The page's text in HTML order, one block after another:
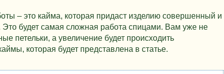
– это кайма, которая придаст изделию совершенный и
будет самая сложная работа спицами. Вам уже не
петельки, а увеличение будет происходить
которая будет представлена в статье.